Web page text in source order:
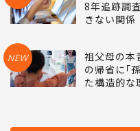
8年追跡調
きない関係
NEW
祖父母の本
の帰省に｢
た構造的な